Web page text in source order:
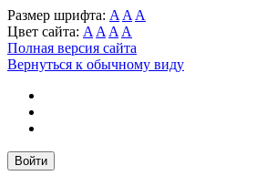
Размер шрифта: A A A
Цвет сайта: A A A A
Полная версия сайта
Вернуться к обычному виду
Войти